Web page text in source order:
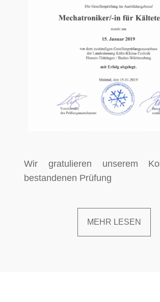
Wir gratulieren unserem
bestandenen Prüfung
MEHR LESEN